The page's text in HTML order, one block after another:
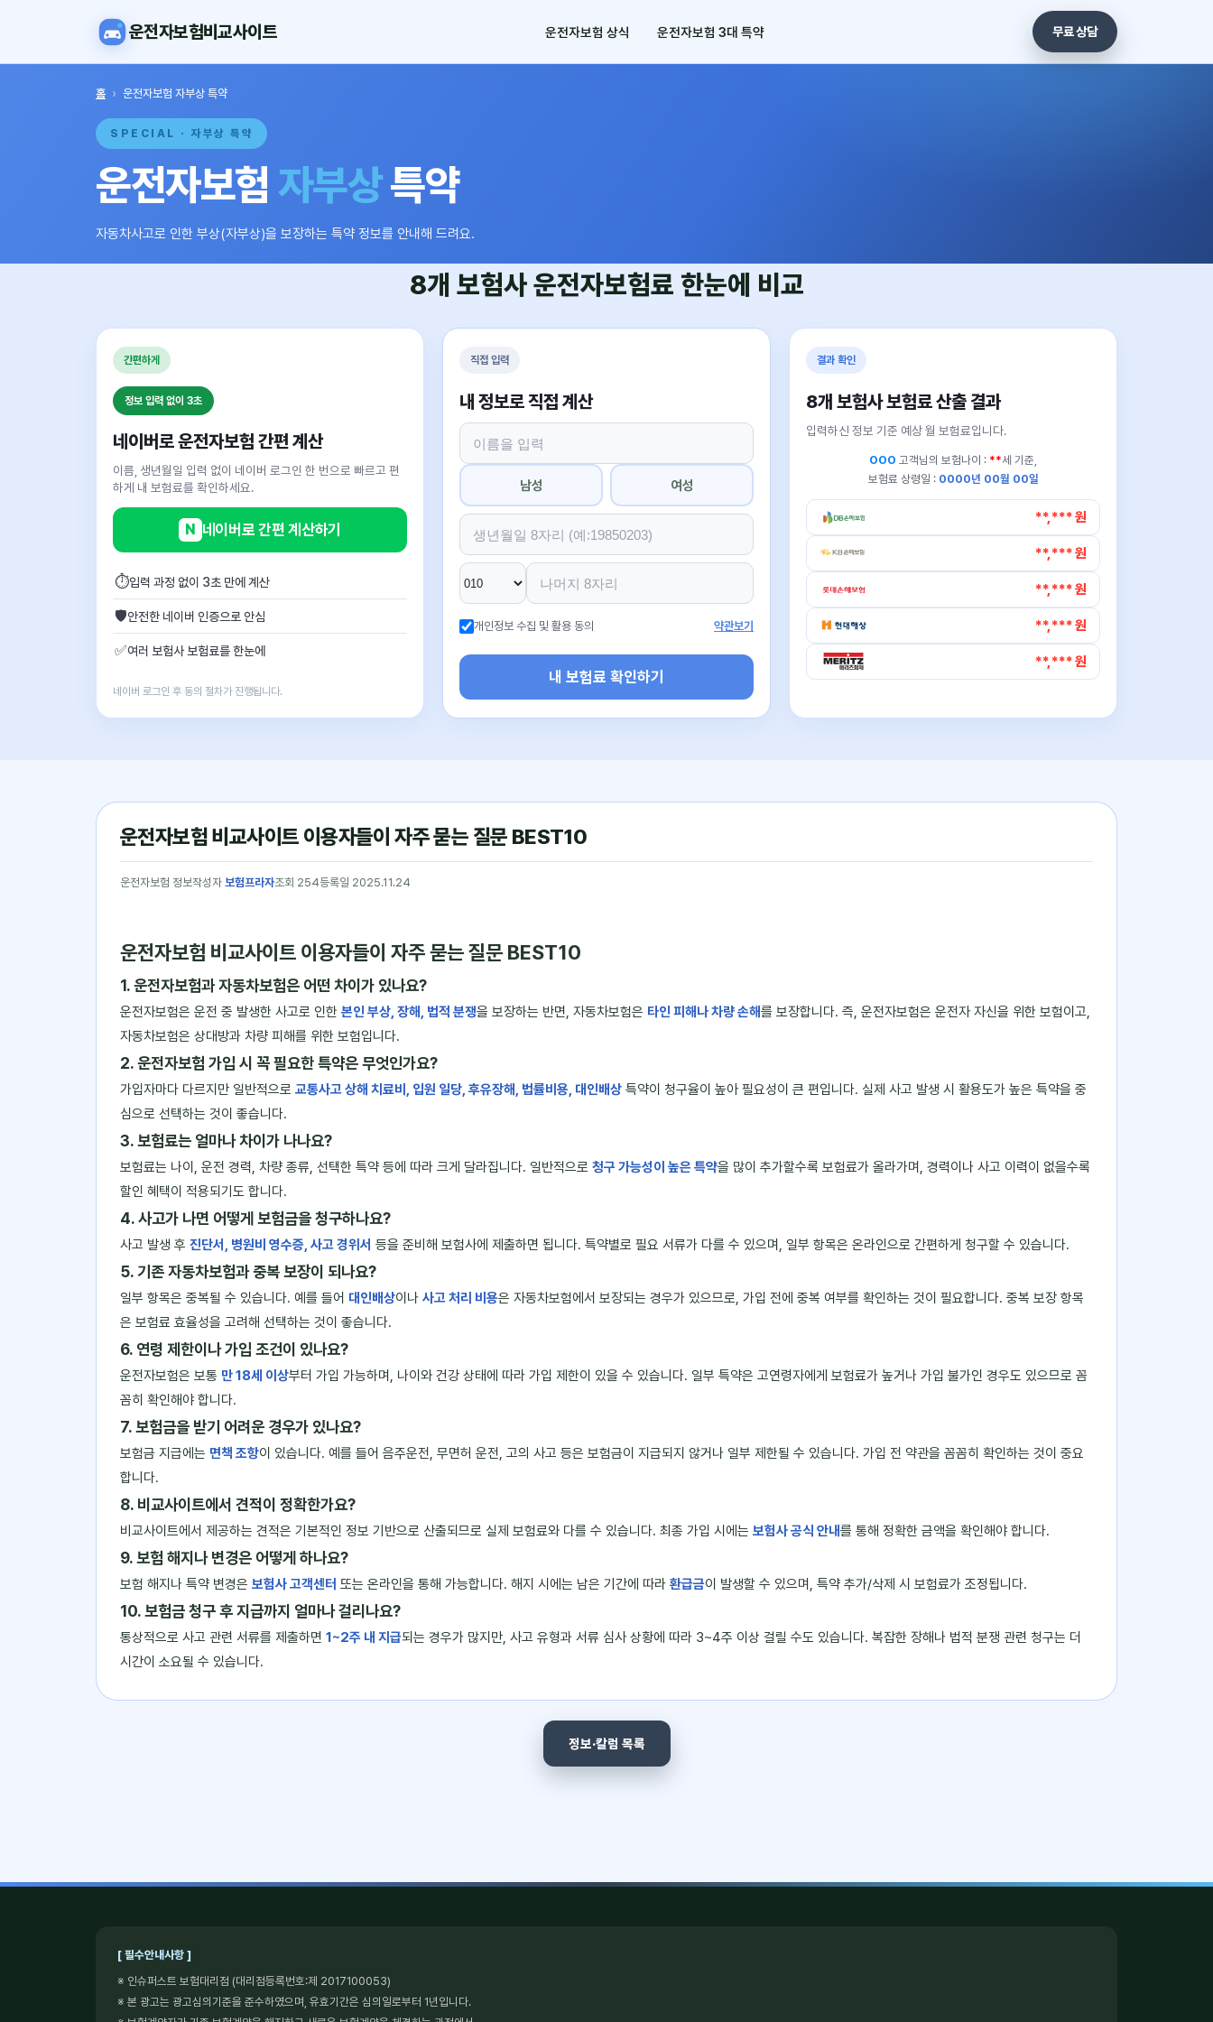
운전자보험비교사이트 운전자보험 상식 운전자보험 3대 특약 무료 상담
홈 › 운전자보험 자부상 특약
SPECIAL · 자부상 특약
운전자보험 자부상특약
자동차사고로 인한 부상(자부상)을 보장하는 특약 정보를 안내해 드려요.
8개 보험사운전자보험료 한눈에 비교
간편하게
정보 입력 없이 3초
네이버로 운전자보험 간편 계산
이름, 생년월일 입력 없이 네이버 로그인 한 번으로 빠르고 편
하게 내 보험료를 확인하세요.
N 네이버로 간편 계산하기
⏱입력 과정 없이 3초 만에 계산
🛡안전한 네이버 인증으로 안심
✅여러 보험사 보험료를 한눈에
네이버 로그인 후 동의 절차가 진행됩니다.
직접 입력
내 정보로 직접 계산
남성 여성
개인정보 수집 및 활용 동의 약관보기
내 보험료 확인하기
결과 확인
8개 보험사 보험료 산출 결과
입력하신 정보 기준 예상 월 보험료입니다.
OOO 고객님의 보험나이 : **세 기준,
보험료 상령일 : 0000년 00월 00일
**,*** 원
**,*** 원
**,*** 원
**,*** 원
**,*** 원
운전자보험 비교사이트 이용자들이 자주 묻는 질문 BEST10
운전자보험 정보작성자 보험프라자조회 254등록일 2025.11.24
운전자보험 비교사이트 이용자들이 자주 묻는 질문 BEST10
1. 운전자보험과 자동차보험은 어떤 차이가 있나요?
운전자보험은 운전 중 발생한 사고로 인한 본인 부상, 장해, 법적 분쟁을 보장하는 반면, 자동차보험은 타인 피해나 차량 손해를 보장합니다. 즉, 운전자보험은 운전자 자신을 위한 보험이고,
자동차보험은 상대방과 차량 피해를 위한 보험입니다.
2. 운전자보험 가입 시 꼭 필요한 특약은 무엇인가요?
가입자마다 다르지만 일반적으로 교통사고 상해 치료비, 입원 일당, 후유장해, 법률비용, 대인배상 특약이 청구율이 높아 필요성이 큰 편입니다. 실제 사고 발생 시 활용도가 높은 특약을 중
심으로 선택하는 것이 좋습니다.
3. 보험료는 얼마나 차이가 나나요?
보험료는 나이, 운전 경력, 차량 종류, 선택한 특약 등에 따라 크게 달라집니다. 일반적으로 청구 가능성이 높은 특약을 많이 추가할수록 보험료가 올라가며, 경력이나 사고 이력이 없을수록
할인 혜택이 적용되기도 합니다.
4. 사고가 나면 어떻게 보험금을 청구하나요?
사고 발생 후 진단서, 병원비 영수증, 사고 경위서 등을 준비해 보험사에 제출하면 됩니다. 특약별로 필요 서류가 다를 수 있으며, 일부 항목은 온라인으로 간편하게 청구할 수 있습니다.
5. 기존 자동차보험과 중복 보장이 되나요?
일부 항목은 중복될 수 있습니다. 예를 들어 대인배상이나 사고 처리 비용은 자동차보험에서 보장되는 경우가 있으므로, 가입 전에 중복 여부를 확인하는 것이 필요합니다. 중복 보장 항목
은 보험료 효율성을 고려해 선택하는 것이 좋습니다.
6. 연령 제한이나 가입 조건이 있나요?
운전자보험은 보통 만 18세 이상부터 가입 가능하며, 나이와 건강 상태에 따라 가입 제한이 있을 수 있습니다. 일부 특약은 고연령자에게 보험료가 높거나 가입 불가인 경우도 있으므로 꼼
꼼히 확인해야 합니다.
7. 보험금을 받기 어려운 경우가 있나요?
보험금 지급에는 면책 조항이 있습니다. 예를 들어 음주운전, 무면허 운전, 고의 사고 등은 보험금이 지급되지 않거나 일부 제한될 수 있습니다. 가입 전 약관을 꼼꼼히 확인하는 것이 중요
합니다.
8. 비교사이트에서 견적이 정확한가요?
비교사이트에서 제공하는 견적은 기본적인 정보 기반으로 산출되므로 실제 보험료와 다를 수 있습니다. 최종 가입 시에는 보험사 공식 안내를 통해 정확한 금액을 확인해야 합니다.
9. 보험 해지나 변경은 어떻게 하나요?
보험 해지나 특약 변경은 보험사 고객센터 또는 온라인을 통해 가능합니다. 해지 시에는 남은 기간에 따라 환급금이 발생할 수 있으며, 특약 추가/삭제 시 보험료가 조정됩니다.
10. 보험금 청구 후 지급까지 얼마나 걸리나요?
통상적으로 사고 관련 서류를 제출하면 1~2주 내 지급되는 경우가 많지만, 사고 유형과 서류 심사 상황에 따라 3~4주 이상 걸릴 수도 있습니다. 복잡한 장해나 법적 분쟁 관련 청구는 더
시간이 소요될 수 있습니다.
정보·칼럼 목록
[ 필수안내사항 ]
※ 인슈퍼스트 보험대리점 (대리점등록번호:제 2017100053)
※ 본 광고는 광고심의기준을 준수하였으며, 유효기간은 심의일로부터 1년입니다.